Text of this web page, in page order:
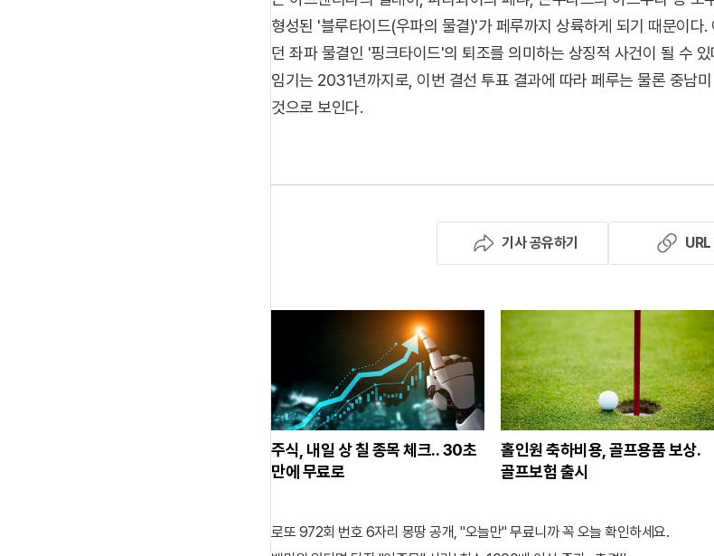
형성된 '블루타이드(우파의 물결)'가 페루까지 상륙하게 되기 때문이다
던 좌파 물결인 '핑크타이드'의 퇴조를 의미하는 상징적 사건이 될 수
임기는 2031년까지로, 이번 결선 투표 결과에 따라 페루는 물론 중남
것으로 보인다.
기사 공유하기 URL
주식, 내일 상 칠 종목 체크.. 30초
만에 무료로
홀인원 축하비용, 골프용품 보상.
골프보험 출시
로또 972회 번호 6자리 몽땅 공개, "오늘만" 무료니까 꼭 오늘 확인하세요.